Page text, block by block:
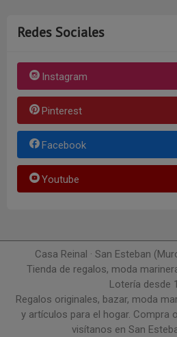
Redes Sociales
Instagram
Pinterest
Facebook
Youtube
Casa Reinal · San Esteban
Tienda de regalos, moda
Lotería desde
Regalos originales, bazar, moda
y artículos para el hogar. Compra
visítanos en San